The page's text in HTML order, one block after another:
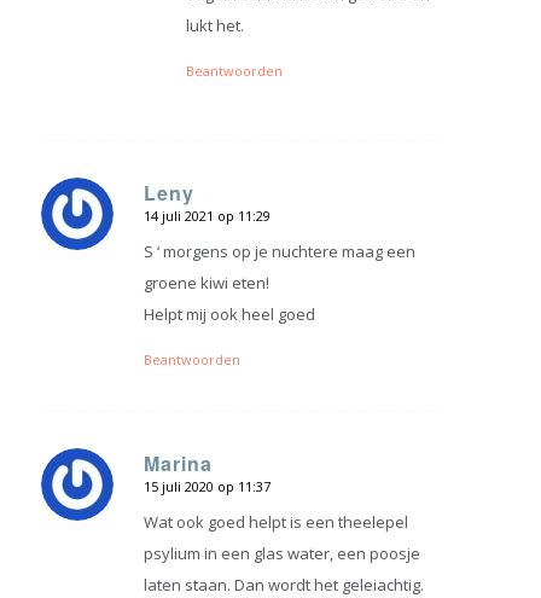
lukt het.
Beantwoorden
Leny
zegt:
14 juli 2021 op 11:29
S ‘ morgens op je nuchtere maag een
groene kiwi eten!
Helpt mij ook heel goed
Beantwoorden
Marina
zegt:
15 juli 2020 op 11:37
Wat ook goed helpt is een theelepel
psylium in een glas water, een poosje
laten staan. Dan wordt het geleiachtig.